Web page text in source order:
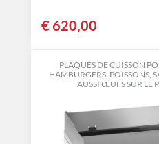
€ 620,00
PLAQUES DE CUISSON
HAMBURGERS, POISSONS,
AUSSI ŒUFS SUR LE